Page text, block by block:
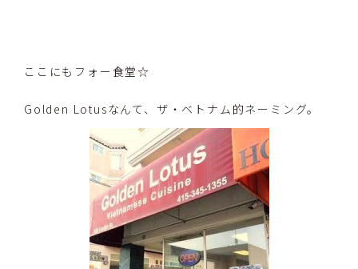
ここにもフォー食堂☆
Golden Lotusなんて、ザ・ベトナム的ネーミング。